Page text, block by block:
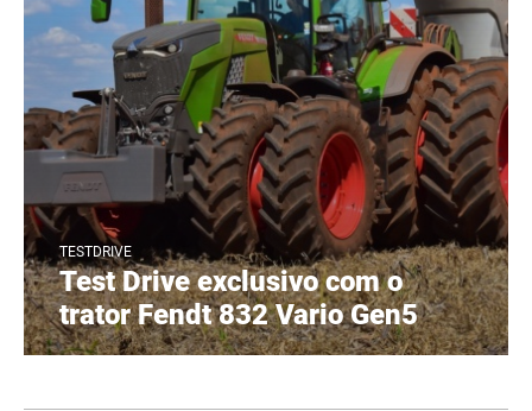
TESTDRIVE
Test Drive exclusivo com o
trator Fendt 832 Vario Gen5